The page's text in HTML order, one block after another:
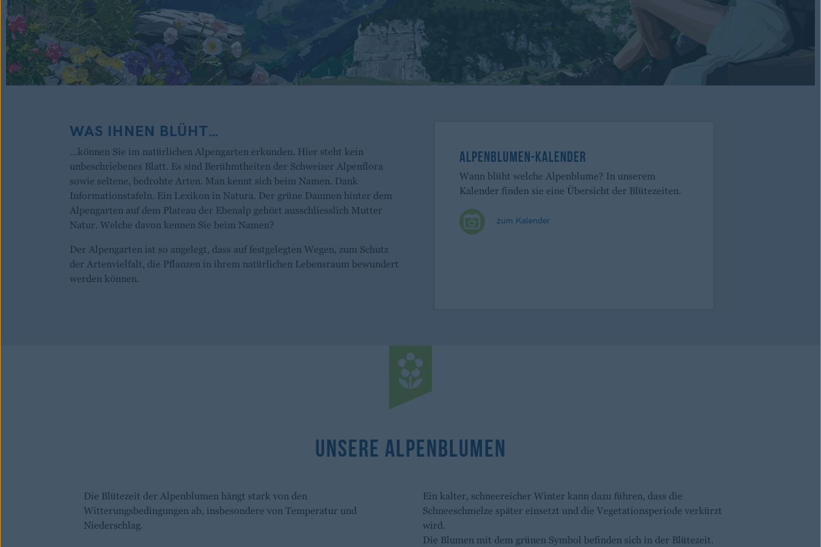
WAS IHNEN BLÜHT…
…können Sie im natürlichen Alpengarten erkunden. Hier steht kein
unbeschriebenes Blatt. Es sind Berühmtheiten der Schweizer Alpenflora
sowie seltene, bedrohte Arten. Man kennt sich beim Namen. Dank
Informationstafeln. Ein Lexikon in Natura. Der grüne Daumen hinter dem
Alpengarten auf dem Plateau der Ebenalp gehört ausschliesslich Mutter
Natur. Welche davon kennen Sie beim Namen?
Der Alpengarten ist so angelegt, dass auf festgelegten Wegen, zum Schutz
der Artenvielfalt, die Pflanzen in ihrem natürlichen Lebensraum bewundert
werden können.
ALPENBLUMEN-KALENDER
Wann blüht welche Alpenblume? In unserem
Kalender finden sie eine Übersicht der Blütezeiten.
zum Kalender
Unsere Alpenblumen
Die Blütezeit der Alpenblumen hängt stark von den
Witterungsbedingungen ab, insbesondere von Temperatur und
Niederschlag.
Ein kalter, schneereicher Winter kann dazu führen, dass die
Schneeschmelze später einsetzt und die Vegetationsperiode verkürzt
wird.
Die Blumen mit dem grünen Symbol befinden sich in der Blütezeit.